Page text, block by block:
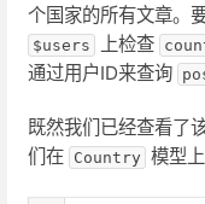
个国家的所有文章。
$users 上检查
通过用户ID来查询
既然我们已经查看了
们在 Country 模型